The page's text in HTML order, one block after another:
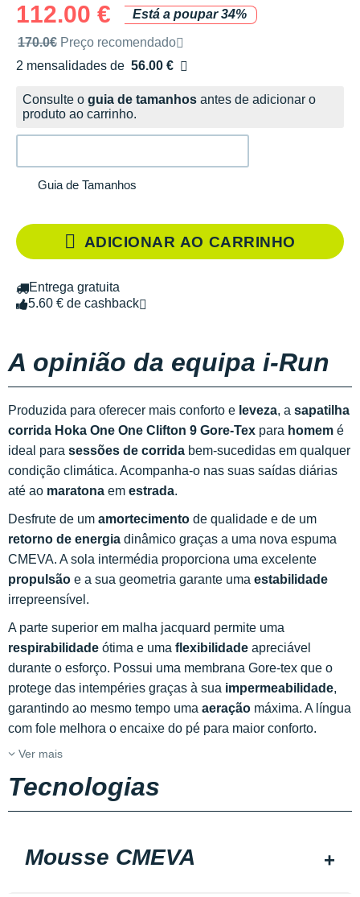
112.00 €
Está a poupar 34%
Preço de venda recomendado pela marca
170.0€ Preço recomendado
2 mensalidades de 56.00 €
sem custos
Consulte o guia de tamanhos antes de adicionar o
produto ao carrinho.
Guia de Tamanhos
ADICIONAR AO CARRINHO
Entrega gratuita
5.60 € de cashback
A opinião da equipa i-Run
Produzida para oferecer mais conforto e leveza, a sapatilha
corrida Hoka One One Clifton 9 Gore-Tex para homem é
ideal para sessões de corrida bem-sucedidas em qualquer
condição climática. Acompanha-o nas suas saídas diárias
até ao maratona em estrada.
Desfrute de um amortecimento de qualidade e de um
retorno de energia dinâmico graças a uma nova espuma
CMEVA. A sola intermédia proporciona uma excelente
propulsão e a sua geometria garante uma estabilidade
irrepreensível.
A parte superior em malha jacquard permite uma
respirabilidade ótima e uma flexibilidade apreciável
durante o esforço. Possui uma membrana Gore-tex que o
protege das intempéries graças à sua impermeabilidade,
garantindo ao mesmo tempo uma aeração máxima. A língua
com fole melhora o encaixe do pé para maior conforto.
Ver mais
Tecnologias
Mousse CMEVA